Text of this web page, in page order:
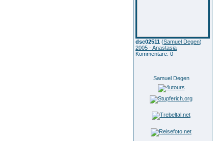
dsc02511 (Samuel Degen)
2005 - Anastasia
Kommentare: 0
Samuel Degen